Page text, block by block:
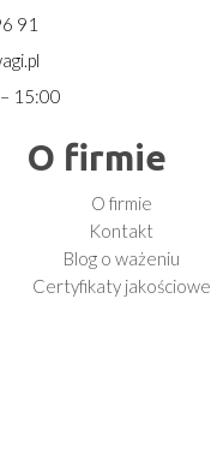
91
15:00
O firmie
O firmie
Kontakt
Blog o ważeniu
Certyfikaty jakościowe